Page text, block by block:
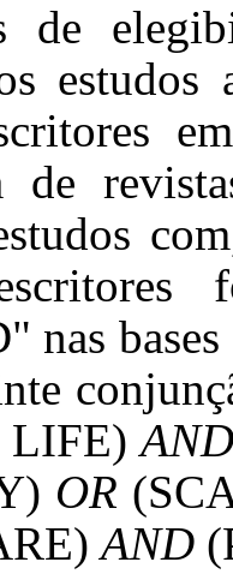
de
de
nas
LIFE)AND
OR
AND